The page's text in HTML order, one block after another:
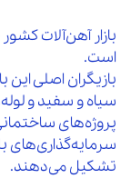
بازار آهن‌آلات
است.
بازیگران اصلی این
سیاه و سفید و
پروژه‌های
سرمایه‌گذاری‌های
تشکیل می‌دهند.